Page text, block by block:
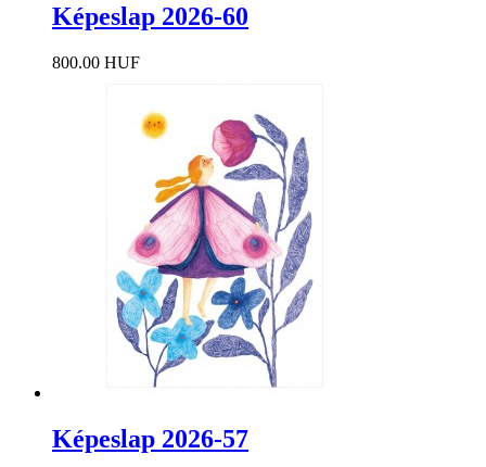
Képeslap 2026-60
800.00 HUF
Képeslap 2026-57